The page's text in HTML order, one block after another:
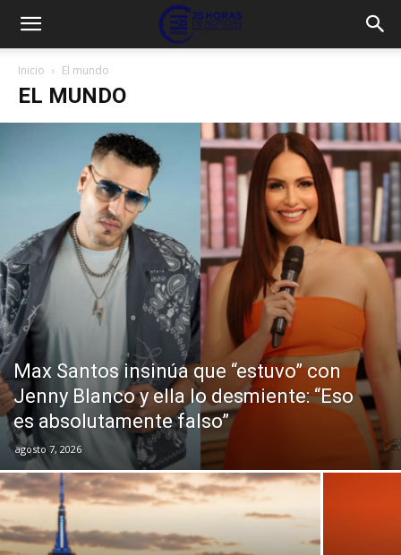
Inicio El mundo
EL MUNDO
Max Santos insinúa que “estuvo” con
Jenny Blanco y ella lo desmiente: “Eso
es absolutamente falso”
agosto 7, 2026